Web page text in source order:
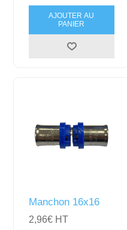
AJOUTER AU
PANIER
Manchon 16x16
2,96€ HT